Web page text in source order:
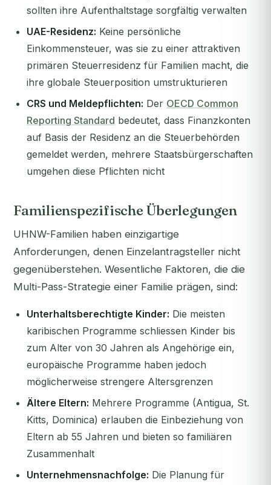
sollten ihre Aufenthaltstage sorgfältig verwalten
UAE-Residenz: Keine persönliche
Einkommensteuer, was sie zu einer attraktiven
primären Steuerresidenz für Familien macht, die
ihre globale Steuerposition umstrukturieren
CRS und Meldepflichten: Der OECD Common
Reporting Standard bedeutet, dass Finanzkonten
auf Basis der Residenz an die Steuerbehörden
gemeldet werden, mehrere Staatsbürgerschaften
umgehen diese Pflichten nicht
Familienspezifische Überlegungen
UHNW-Familien haben einzigartige
Anforderungen, denen Einzelantragsteller nicht
gegenüberstehen. Wesentliche Faktoren, die die
Multi-Pass-Strategie einer Familie prägen, sind:
Unterhaltsberechtigte Kinder: Die meisten
karibischen Programme schliessen Kinder bis
zum Alter von 30 Jahren als Angehörige ein,
europäische Programme haben jedoch
möglicherweise strengere Altersgrenzen
Ältere Eltern: Mehrere Programme (Antigua, St.
Kitts, Dominica) erlauben die Einbeziehung von
Eltern ab 55 Jahren und bieten so familiären
Zusammenhalt
Unternehmensnachfolge: Die Planung für